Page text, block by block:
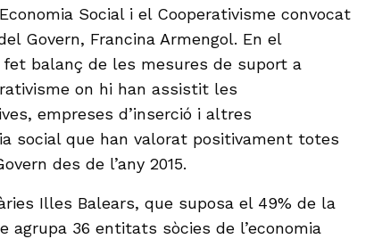
Social i el Cooperativisme convocat
Govern, Francina Armengol. En el
balanç de les mesures de suport a
on hi han assistit les
empreses d’inserció i altres
social que han valorat positivament totes
des de l’any 2015.
Illes Balears, que suposa el 49% de la
agrupa 36 entitats sòcies de l’economia